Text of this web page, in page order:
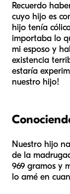
Recuerdo
cuyo hijo es
hijo tenía
importaba lo
mi esposo y
existencia
estaría
nuestro hijo!
Nuestro hijo
de la
969 gramos y
lo amé en